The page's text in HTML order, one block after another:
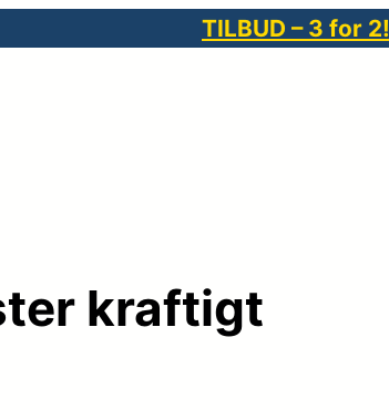
TILBUD – 3 for 2!
kraftigt